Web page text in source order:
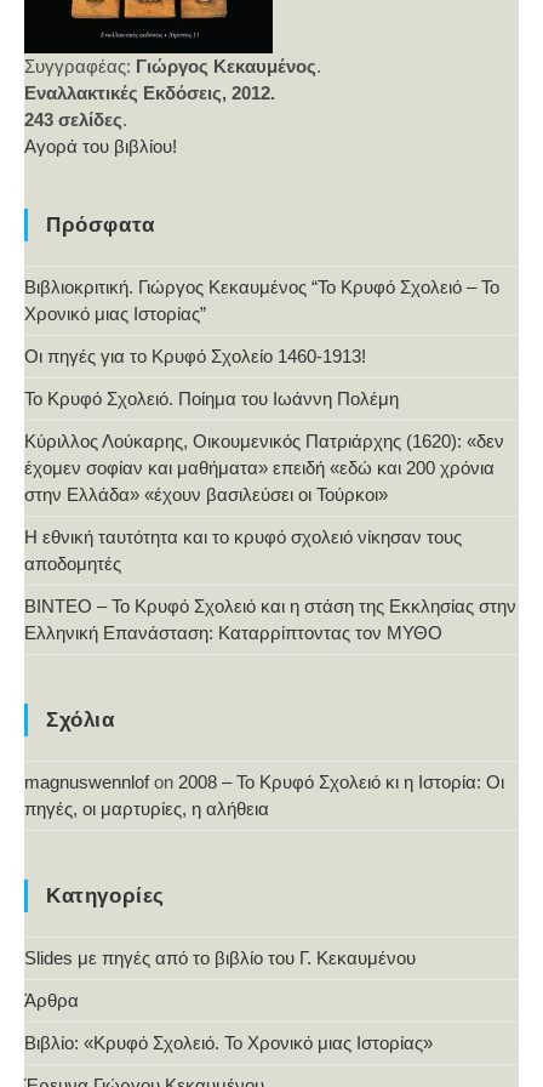
Συγγραφέας: Γιώργος Κεκαυμένος.
Εναλλακτικές Εκδόσεις, 2012.
243 σελίδες.
Αγορά του βιβλίου!
Πρόσφατα
Βιβλιοκριτική. Γιώργος Κεκαυμένος “Το Κρυφό Σχολειό – Το
Χρονικό μιας Ιστορίας”
Οι πηγές για το Κρυφό Σχολείο 1460-1913!
Το Κρυφό Σχολειό. Ποίημα του Ιωάννη Πολέμη
Κύριλλος Λούκαρης, Οικουμενικός Πατριάρχης (1620): «δεν
έχομεν σοφίαν και μαθήματα» επειδή «εδώ και 200 χρόνια
στην Ελλάδα» «έχουν βασιλεύσει οι Τούρκοι»
Η εθνική ταυτότητα και το κρυφό σχολειό νίκησαν τους
αποδομητές
ΒΙΝΤΕΟ – Το Κρυφό Σχολειό και η στάση της Εκκλησίας στην
Ελληνική Επανάσταση: Καταρρίπτοντας τον ΜΥΘΟ
Σχόλια
magnuswennlofon 2008 – Το Κρυφό Σχολειό κι η Ιστορία: Οι
πηγές, οι μαρτυρίες, η αλήθεια
Κατηγορίες
Slides με πηγές από το βιβλίο του Γ. Κεκαυμένου
Άρθρα
Βιβλίο: «Κρυφό Σχολειό. Το Χρονικό μιας Ιστορίας»